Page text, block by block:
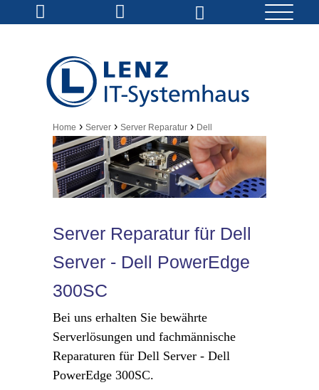
Home › Server › Server Reparatur › Dell
Server Reparatur für Dell
Server - Dell PowerEdge
300SC
Bei uns erhalten Sie bewährte
Serverlösungen und fachmännische
Reparaturen für Dell Server - Dell
PowerEdge 300SC.